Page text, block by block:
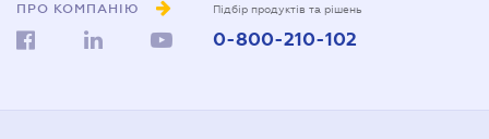
ПРО КОМПАНІЮ Підбір продуктів та рішень
0-800-210-102